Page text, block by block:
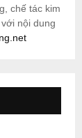
chế tác kim
nội dung